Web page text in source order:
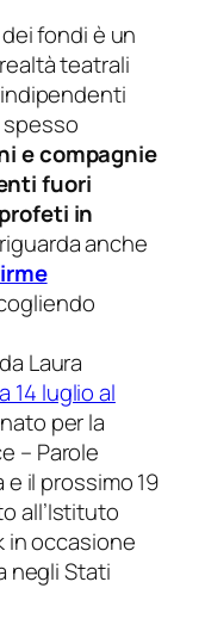
fondi è un
teatrali
spesso
e compagnie
fuori
in
anche
Laura
14 luglio al
per la
– Parole
e il prossimo 19
all’Istituto
in occasione
negli Stati